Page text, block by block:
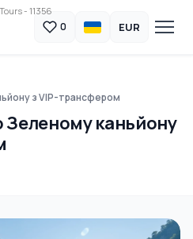
- 11356
0 EUR
з VIP-трансфером
Зеленому каньйону